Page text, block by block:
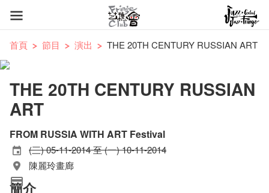
首頁 節目 演出 THE 20TH CENTURY RUSSIAN ART
THE 20TH CENTURY RUSSIAN
ART
FROM RUSSIA WITH ART Festival
(三) 05-11-2014 至 (一) 10-11-2014
陳麗玲畫廊
簡介